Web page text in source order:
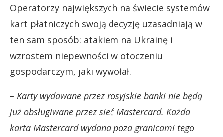
Operatorzy największych na świecie systemów
kart płatniczych swoją decyzję uzasadniają w
ten sam sposób: atakiem na Ukrainę i
wzrostem niepewności w otoczeniu
gospodarczym, jaki wywołał.
– Karty wydawane przez rosyjskie banki nie będą
już obsługiwane przez sieć Mastercard. Każda
karta Mastercard wydana poza granicami tego